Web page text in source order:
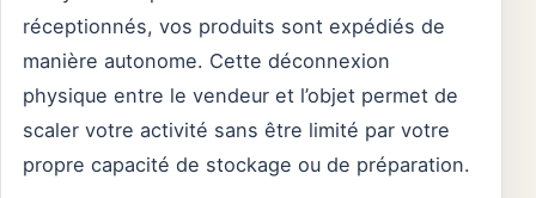
réceptionnés, vos produits sont expédiés de
manière autonome. Cette déconnexion
physique entre le vendeur et l’objet permet de
scaler votre activité sans être limité par votre
propre capacité de stockage ou de préparation.